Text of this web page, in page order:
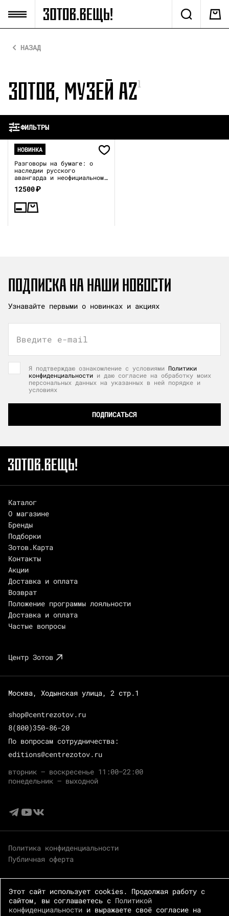
НАЗАД
ЗОТОВ, МУЗЕЙ AZ1
ФИЛЬТРЫ
НОВИНКА
Разговоры на бумаге: о
наследии русского
авангарда и неофициальном
искусстве 1970–80-х
12500₽
ПОДПИСКА НА НАШИ НОВОСТИ
Узнавайте первыми о новинках и акциях
Введите e-mail
Я подтверждаю ознакомление с условиями Политики
конфиденциальности и даю согласие на обработку моих
персональных данных на указанных в ней порядке и
условиях
ПОДПИСАТЬСЯ
Каталог
О магазине
Бренды
Подборки
Зотов.Карта
Контакты
Акции
Доставка и оплата
Возврат
Положение программы лояльности
Доставка и оплата
Частые вопросы
Центр Зотов
Москва, Ходынская улица, 2 стр.1
shop@centrezotov.ru
8(800)350-86-20
По вопросам сотрудничества:
editions@centrezotov.ru
вторник — воскресенье 11:00–22:00
понедельник — выходной
Политика конфиденциальности
Публичная оферта
Этот сайт использует cookies. Продолжая работу с
сайтом, вы соглашаетесь с Политикой
конфиденциальности и выражаете своё согласие на